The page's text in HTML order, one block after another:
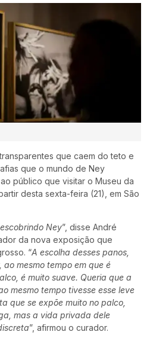
que caem do teto e
que o mundo de Ney
público que visitar o Museu da
desta sexta-feira (21), em São
Ney”, disse André
da nova exposição que
“A escolha desses panos,
mesmo tempo em que é
é muito suave. Queria que a
mesmo tempo tivesse esse leve
que se expõe muito no palco,
mas a vida privada dele
”, afirmou o curador.